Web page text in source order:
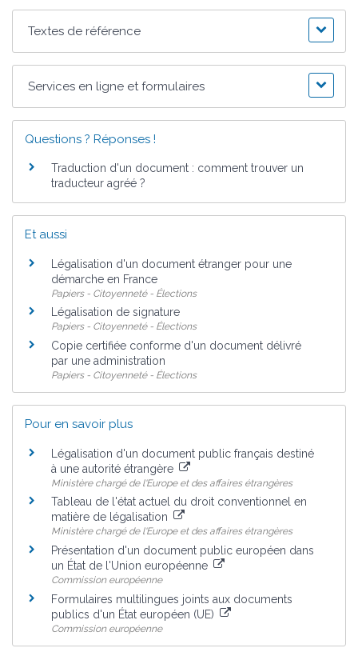
Textes de référence
Services en ligne et formulaires
Questions ? Réponses !
Traduction d'un document : comment trouver un
traducteur agréé ?
Et aussi
Légalisation d'un document étranger pour une
démarche en France
Papiers - Citoyenneté - Élections
Légalisation de signature
Papiers - Citoyenneté - Élections
Copie certifiée conforme d'un document délivré
par une administration
Papiers - Citoyenneté - Élections
Pour en savoir plus
Légalisation d'un document public français destiné
à une autorité étrangère
Ministère chargé de l'Europe et des affaires étrangères
Tableau de l'état actuel du droit conventionnel en
matière de légalisation
Ministère chargé de l'Europe et des affaires étrangères
Présentation d'un document public européen dans
un État de l'Union européenne
Commission européenne
Formulaires multilingues joints aux documents
publics d'un État européen (UE)
Commission européenne